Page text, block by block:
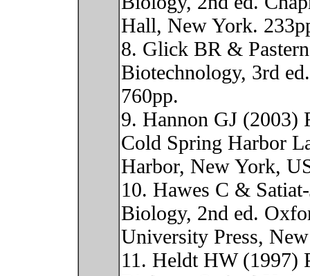
Hall, New York.
8. Glick BR &
Biotechnology, 3rd
760pp.
9. Hannon GJ (2003)
Cold Spring Harbor
Harbor, New York,
10. Hawes C &
Biology, 2nd ed.
University Press,
11. Heldt HW (1997)